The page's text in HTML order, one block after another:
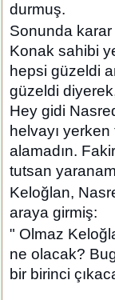
durmuş.
Sonunda karar
Konak sahibi
hepsi güzeldi
güzeldi
Hey gidi
helvayı yerken
alamadın.
tutsan
Keloğlan,
araya girmiş:
" Olmaz
ne olacak?
bir birinci